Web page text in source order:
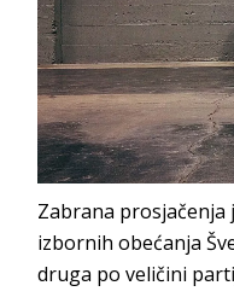
Zabrana
izbornih obećanja
druga po veličini